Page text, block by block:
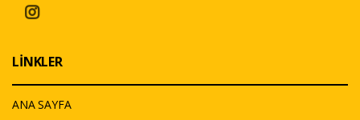
LİNKLER
ANA SAYFA